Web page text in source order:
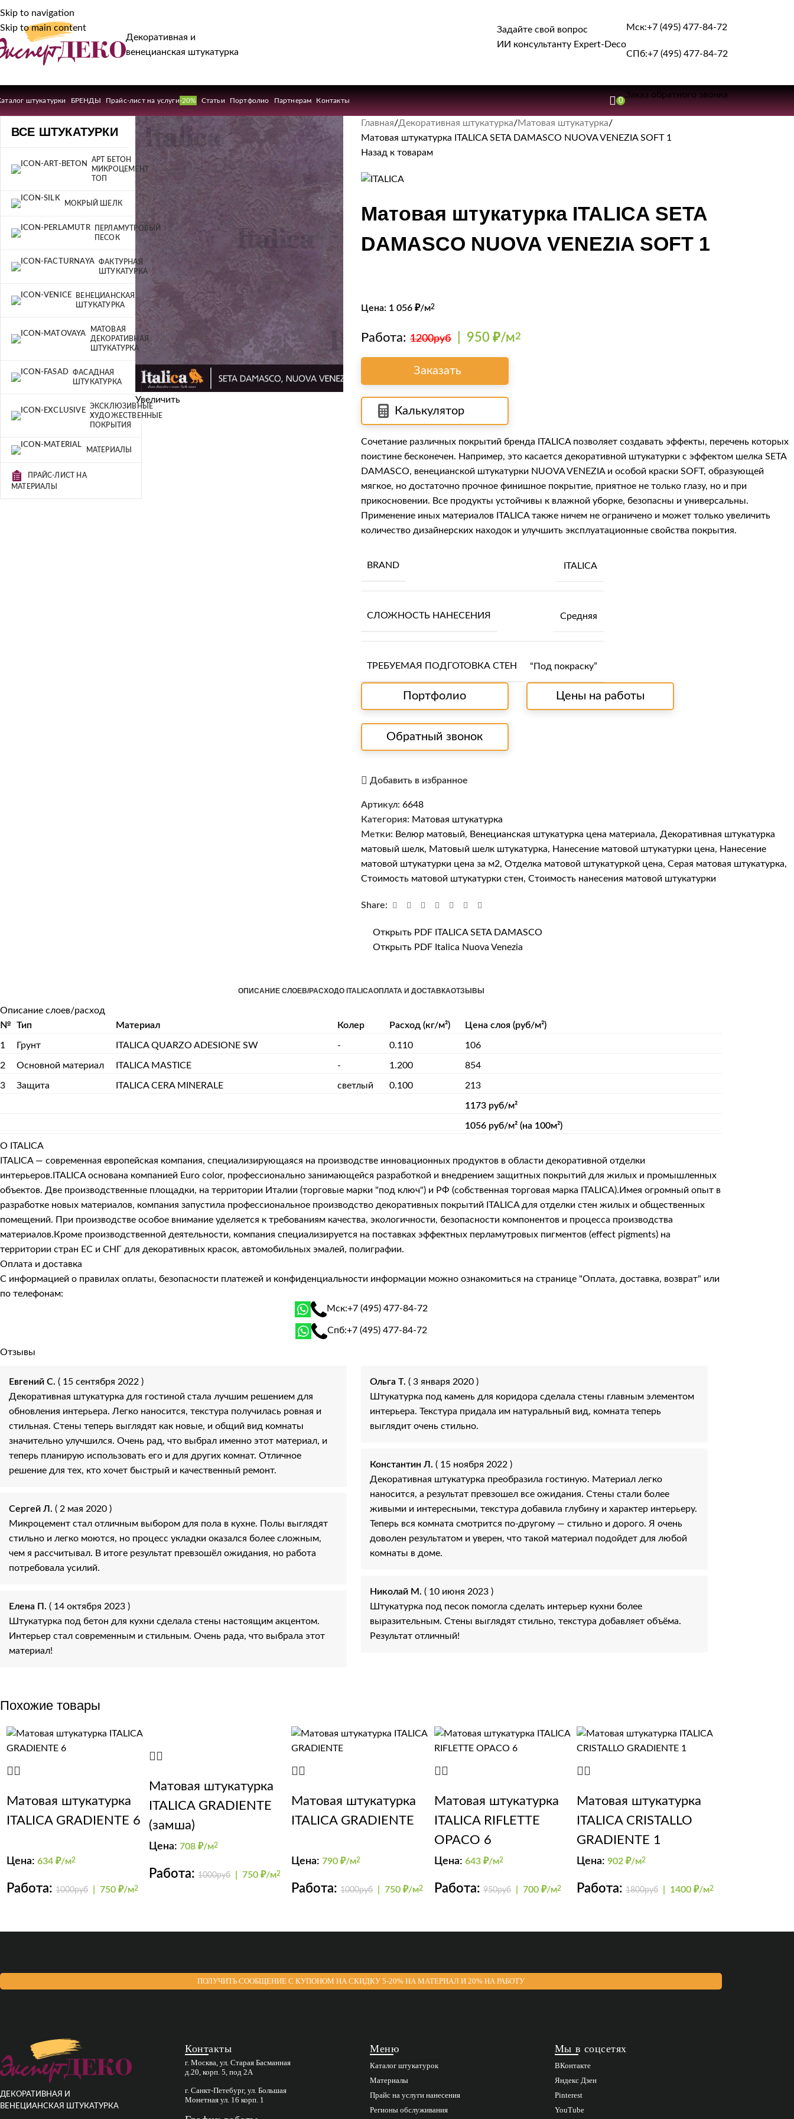
Skip to navigation
Skip to main content
Декоративная и
венецианская штукатурка
Задайте свой вопрос
ИИ консультанту Expert-Deco
Мск:+7 (495) 477-84-72
СПб:+7 (495) 477-84-72
штукатурки БРЕНДЫ Прайс-лист на услуги-20% Статьи Портфолио Партнерам Контакты 0
Заказ обратного звонка
ВСЕ ШТУКАТУРКИ
АРТ БЕТОН
МИКРОЦЕМЕНТ
ТОП
МОКРЫЙ ШЕЛК
ПЕРЛАМУТРОВЫЙ
ПЕСОК
ФАКТУРНАЯ
ШТУКАТУРКА
ВЕНЕЦИАНСКАЯ
ШТУКАТУРКА
МАТОВАЯ
ДЕКОРАТИВНАЯ
ШТУКАТУРКА
ФАСАДНАЯ
ШТУКАТУРКА
ЭКСКЛЮЗИВНЫЕ
ХУДОЖЕСТВЕННЫЕ
ПОКРЫТИЯ
МАТЕРИАЛЫ
ПРАЙС-ЛИСТ НА
МАТЕРИАЛЫ
Увеличить
Главная Декоративная штукатурка Матовая штукатурка
Матовая штукатурка ITALICA SETA DAMASCO NUOVA VENEZIA SOFT 1
Назад к товарам
Матовая штукатурка ITALICA SETA
DAMASCO NUOVA VENEZIA SOFT 1
Цена: 1 056 ₽/м2
Работа:1200руб| 950 ₽/м2
Заказать
Калькулятор
Сочетание различных покрытий бренда ITALICA позволяет создавать эффекты, перечень которых
поистине бесконечен. Например, это касается декоративной штукатурки с эффектом шелка SETA
DAMASCO, венецианской штукатурки NUOVA VENEZIAи особой краски SOFT, образующей
мягкое, но достаточно прочное финишное покрытие, приятное не только глазу, но и при
прикосновении. Все продукты устойчивы к влажной уборке, безопасны и универсальны.
Применение иных материалов ITALICA также ничем не ограничено и может только увеличить
количество дизайнерских находок и улучшить эксплуатационные свойства покрытия.
BRAND ITALICA
СЛОЖНОСТЬ НАНЕСЕНИЯ Средняя
ТРЕБУЕМАЯ ПОДГОТОВКА СТЕН “Под покраску”
Портфолио Цены на работы
Обратный звонок
Добавить в избранное
Артикул: 6648
Категория: Матовая штукатурка
Метки: Велюр матовый, Венецианская штукатурка цена материала, Декоративная штукатурка
матовый шелк, Матовый шелк штукатурка, Нанесение матовой штукатурки цена, Нанесение
матовой штукатурки цена за м2, Отделка матовой штукатуркой цена, Серая матовая штукатурка,
Стоимость матовой штукатурки стен, Стоимость нанесения матовой штукатурки
Share:
Открыть PDF ITALICA SETA DAMASCO
Открыть PDF Italica Nuova Venezia
ОПИСАНИЕ СЛОЕВ/РАСХОДО ITALICAОПЛАТА И ДОСТАВКАОТЗЫВЫ
Описание слоев/расход
№
Тип Материал Колер Расход (кг/м²) Цена слоя (руб/м²)
1 Грунт ITALICA QUARZO ADESIONE SW - 0.110 106
2 Основной материал ITALICA MASTICE - 1.200 854
3 Защита ITALICA CERA MINERALE светлый 0.100 213
1173 руб/м²
1056 руб/м² (на 100м²)
О ITALICA
ITALICA — современная европейская компания, специализирующаяся на производстве инновационных продуктов в области декоративной отделки
интерьеров.ITALICA основана компанией Euro color, профессионально занимающейся разработкой и внедрением защитных покрытий для жилых и промышленных
объектов. Две производственные площадки, на территории Италии (торговые марки "под ключ") и РФ (собственная торговая марка ITALICA).Имея огромный опыт в
разработке новых материалов, компания запустила профессиональное производство декоративных покрытий ITALICA для отделки стен жилых и общественных
помещений. При производстве особое внимание уделяется к требованиям качества, экологичности, безопасности компонентов и процесса производства
материалов.Кроме производственной деятельности, компания специализируется на поставках эффектных перламутровых пигментов (effect pigments) на
территории стран ЕС и СНГ для декоративных красок, автомобильных эмалей, полиграфии.
Оплата и доставка
С информацией о правилах оплаты, безопасности платежей и конфиденциальности информации можно ознакомиться на странице "Оплата, доставка, возврат" или
по телефонам:
Мск:+7 (495) 477-84-72
Спб:+7 (495) 477-84-72
Отзывы
Евгений С. ( 15 сентября 2022 )
Декоративная штукатурка для гостиной стала лучшим решением для
обновления интерьера. Легко наносится, текстура получилась ровная и
стильная. Стены теперь выглядят как новые, и общий вид комнаты
значительно улучшился. Очень рад, что выбрал именно этот материал, и
теперь планирую использовать его и для других комнат. Отличное
решение для тех, кто хочет быстрый и качественный ремонт.
Сергей Л. ( 2 мая 2020 )
Микроцемент стал отличным выбором для пола в кухне. Полы выглядят
стильно и легко моются, но процесс укладки оказался более сложным,
чем я рассчитывал. В итоге результат превзошёл ожидания, но работа
потребовала усилий.
Елена П. ( 14 октября 2023 )
Штукатурка под бетон для кухни сделала стены настоящим акцентом.
Интерьер стал современным и стильным. Очень рада, что выбрала этот
материал!
Ольга Т. ( 3 января 2020 )
Штукатурка под камень для коридора сделала стены главным элементом
интерьера. Текстура придала им натуральный вид, комната теперь
выглядит очень стильно.
Константин Л. ( 15 ноября 2022 )
Декоративная штукатурка преобразила гостиную. Материал легко
наносится, а результат превзошел все ожидания. Стены стали более
живыми и интересными, текстура добавила глубину и характер интерьеру.
Теперь вся комната смотрится по-другому — стильно и дорого. Я очень
доволен результатом и уверен, что такой материал подойдет для любой
комнаты в доме.
Николай М. ( 10 июня 2023 )
Штукатурка под песок помогла сделать интерьер кухни более
выразительным. Стены выглядят стильно, текстура добавляет объёма.
Результат отличный!
Похожие товары
Матовая штукатурка
ITALICA GRADIENTE 6
Цена: 634 ₽/м2
Работа: 1000руб 750 ₽/м2
Матовая штукатурка
ITALICA GRADIENTE
(замша)
Цена:708₽/м2
Работа:1000руб 750 ₽/м2
Матовая штукатурка
ITALICA GRADIENTE
Цена:790₽/м2
Работа:1000руб| 750 ₽/м2
Матовая штукатурка
ITALICA RIFLETTE
OPACO 6
Цена: 643 ₽/м2
Работа:950руб| 700 ₽/м2
Матовая штукатурка
ITALICA CRISTALLO
GRADIENTE 1
Цена: 902 ₽/м2
Работа: 1800руб| 1400 ₽/м2
ПОЛУЧИТЬ СООБЩЕНИЕ С КУПОНОМ НА СКИДКУ 5-20% НА МАТЕРИАЛ И 20% НА РАБОТУ
ДЕКОРАТИВНАЯ И
ВЕНЕЦИАНСКАЯ ШТУКАТУРКА
Контакты
г. Москва, ул. Старая Басманная
д.20, корп. 5, под 2А
г. Санкт-Петебург, ул. Большая
Монетная ул. 16 корп. 1
Меню
Каталог штукатурок
Материалы
Прайс на услуги нанесения
Регионы обслуживания
Мы в соцсетях
ВКонтакте
Яндекс Дзен
Pinterest
YouTube